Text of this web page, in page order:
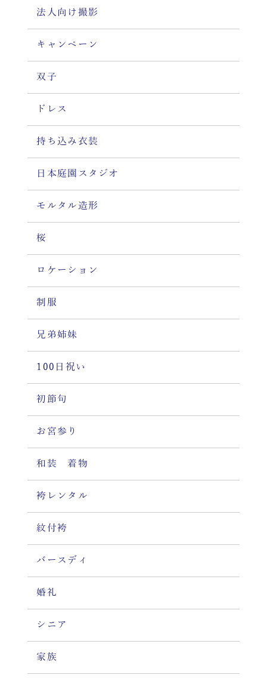
法人向け撮影
キャンペーン
双子
ドレス
持ち込み衣装
日本庭園スタジオ
モルタル造形
桜
ロケーション
制服
兄弟姉妹
100日祝い
初節句
お宮参り
和装 着物
袴レンタル
紋付袴
バースディ
婚礼
シニア
家族